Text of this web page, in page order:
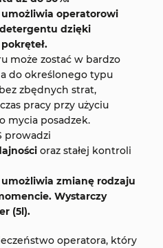
operatorowi
dzięki
może zostać w bardzo
do określonego typu
zbędnych strat,
pracy przy użyciu
mycia posadzek.
prowadzi
oraz stałej kontroli
zmianę rodzaju
Wystarczy
(5l).
operatora, który